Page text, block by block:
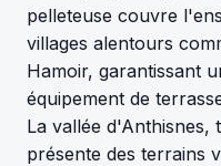
pelleteuse couvre
villages alentours
Hamoir, garantissant
équipement de
La vallée
présente des terrains